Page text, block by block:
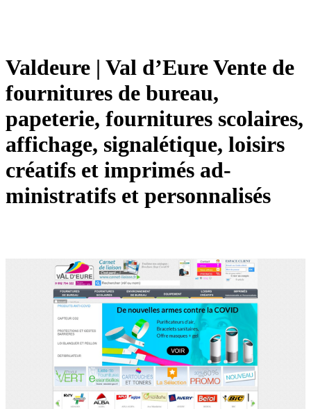
Valdeure | Val d’Eure Vente de
fournitures de bureau,
papeterie, fournitures scolaires,
affichage, sig­naléti­que, loisirs
créatifs et imprimés ad­
ministra­tifs et per­son­na­lisés